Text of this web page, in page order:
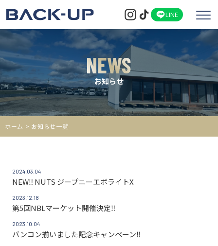
LINE
NEWS
お知らせ
ホーム > お知らせ一覧
2024.03.04
NEW‼ NUTS ジープニーエボライトX
2023.12.18
第5回NBLマーケット開催決定‼
2023.10.04
バンコン揃いました記念キャンペーン‼